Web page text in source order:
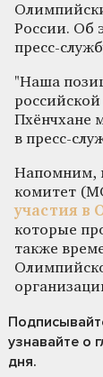
России. Об
пресс-
"Наша
Пхёнчхане
в пресс-
Напомним,
комитет
участия в
которые
также
узнавайте о
дня.